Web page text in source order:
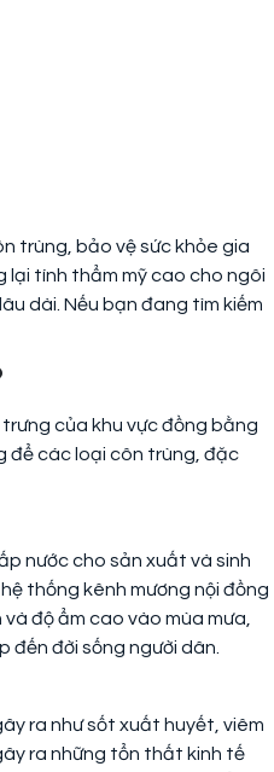
trùng, bảo vệ sức khỏe gia
lại tính thẩm mỹ cao cho ngôi
dài. Nếu bạn đang tìm kiếm
của khu vực đồng bằng
để các loại côn trùng, đặc
nước cho sản xuất và sinh
thống kênh mương nội đồng
độ ẩm cao vào mùa mưa,
đến đời sống người dân.
ra như sốt xuất huyết, viêm
ra những tổn thất kinh tế